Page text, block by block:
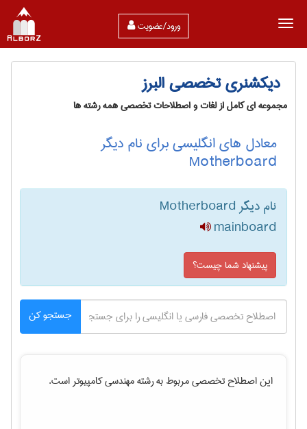
ورود/عضویت
دیکشنری تخصصی البرز
مجموعه ای کامل از لغات و اصطلاحات تخصصی همه رشته ها
معادل های انگلیسی برای نام دیگر
Motherboard
نام دیگر Motherboard
mainboard
پیشنهاد شما چیست؟
جستجو کن
این اصطلاح تخصصی مربوط به رشتهمهندسی كامپيوتراست.